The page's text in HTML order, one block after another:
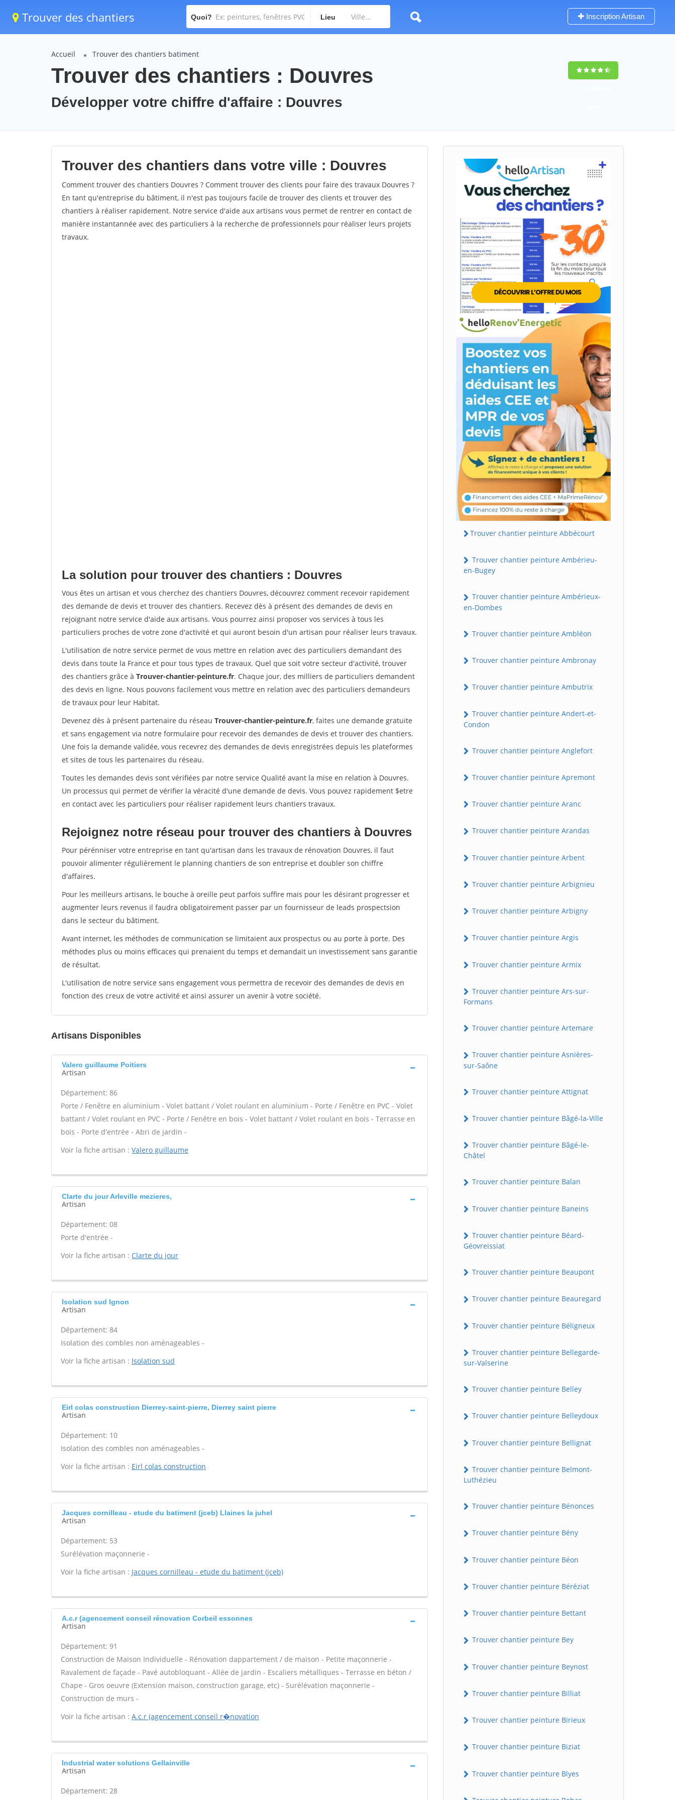
Trouver des chantiers Quoi? Lieu Inscription Artisan
Accueil Trouver des chantiers batiment
Trouver des chantiers : Douvres
Développer votre chiffre d'affaire : Douvres
Trouver des chantiers dans votre ville : Douvres
Comment trouver des chantiers Douvres ? Comment trouver des clients pour faire des travaux Douvres ?
En tant qu'entreprise du bâtiment, il n'est pas toujours facile de trouver des clients et trouver des
chantiers à réaliser rapidement. Notre service d'aide aux artisans vous permet de rentrer en contact de
manière instantannée avec des particuliers à la recherche de professionnels pour réaliser leurs projets
travaux.
La solution pour trouver des chantiers : Douvres
Vous êtes un artisan et vous cherchez des chantiers Douvres, découvrez comment recevoir rapidement
des demande de devis et trouver des chantiers. Recevez dès à présent des demandes de devis en
rejoignant notre service d'aide aux artisans. Vous pourrez ainsi proposer vos services à tous les
particuliers proches de votre zone d'activité et qui auront besoin d'un artisan pour réaliser leurs travaux.
L'utilisation de notre service permet de vous mettre en relation avec des particuliers demandant des
devis dans toute la France et pour tous types de travaux. Quel que soit votre secteur d'activité, trouver
des chantiers grâce à Trouver-chantier-peinture.fr. Chaque jour, des milliers de particuliers demandent
des devis en ligne. Nous pouvons facilement vous mettre en relation avec des particuliers demandeurs
de travaux pour leur Habitat.
Devenez dès à présent partenaire du réseau Trouver-chantier-peinture.fr, faites une demande gratuite
et sans engagement via notre formulaire pour recevoir des demandes de devis et trouver des chantiers.
Une fois la demande validée, vous recevrez des demandes de devis enregistrées depuis les plateformes
et sites de tous les partenaires du réseau.
Toutes les demandes devis sont vérifiées par notre service Qualité avant la mise en relation à Douvres.
Un processus qui permet de vérifier la véracité d'une demande de devis. Vous pouvez rapidement $etre
en contact avec les particuliers pour réaliser rapidement leurs chantiers travaux.
Rejoignez notre réseau pour trouver des chantiers à Douvres
Pour pérénniser votre entreprise en tant qu'artisan dans les travaux de rénovation Douvres, il faut
pouvoir alimenter régulièrement le planning chantiers de son entreprise et doubler son chiffre
d'affaires.
Pour les meilleurs artisans, le bouche à oreille peut parfois suffire mais pour les désirant progresser et
augmenter leurs revenus il faudra obligatoirement passer par un fournisseur de leads prospectsion
dans le secteur du bâtiment.
Avant internet, les méthodes de communication se limitaient aux prospectus ou au porte à porte. Des
méthodes plus ou moins efficaces qui prenaient du temps et demandait un investissement sans garantie
de résultat.
L'utilisation de notre service sans engagement vous permettra de recevoir des demandes de devis en
fonction des creux de votre activité et ainsi assurer un avenir à votre société.
Artisans Disponibles
Valero guillaume Poitiers
Artisan
Département: 86
Porte / Fenêtre en aluminium - Volet battant / Volet roulant en aluminium - Porte / Fenêtre en PVC - Volet
battant / Volet roulant en PVC - Porte / Fenêtre en bois - Volet battant / Volet roulant en bois - Terrasse en
bois - Porte d'entrée - Abri de jardin -
Voir la fiche artisan : Valero guillaume
Clarte du jour Arleville mezieres,
Artisan
Département: 08
Porte d'entrée -
Voir la fiche artisan : Clarte du jour
Isolation sud Ignon
Artisan
Département: 84
Isolation des combles non aménageables -
Voir la fiche artisan : Isolation sud
Eirl colas construction Dierrey-saint-pierre, Dierrey saint pierre
Artisan
Département: 10
Isolation des combles non aménageables -
Voir la fiche artisan : Eirl colas construction
Jacques cornilleau - etude du batiment (jceb) Llaines la juhel
Artisan
Département: 53
Surélévation maçonnerie -
Voir la fiche artisan : Jacques cornilleau - etude du batiment (jceb)
A.c.r (agencement conseil rénovation Corbeil essonnes
Artisan
Département: 91
Construction de Maison Individuelle - Rénovation dappartement / de maison - Petite maçonnerie -
Ravalement de façade - Pavé autobloquant - Allée de jardin - Escaliers métalliques - Terrasse en béton /
Chape - Gros oeuvre (Extension maison, construction garage, etc) - Surélévation maçonnerie -
Construction de murs -
Voir la fiche artisan : A.c.r (agencement conseil r�novation
Industrial water solutions Gellainville
Artisan
Département: 28
Trouver chantier peinture Abbécourt
Trouver chantier peinture Ambérieu-
en-Bugey
Trouver chantier peinture Ambérieux-
en-Dombes
Trouver chantier peinture Ambléon
Trouver chantier peinture Ambronay
Trouver chantier peinture Ambutrix
Trouver chantier peinture Andert-et-
Condon
Trouver chantier peinture Anglefort
Trouver chantier peinture Apremont
Trouver chantier peinture Aranc
Trouver chantier peinture Arandas
Trouver chantier peinture Arbent
Trouver chantier peinture Arbignieu
Trouver chantier peinture Arbigny
Trouver chantier peinture Argis
Trouver chantier peinture Armix
Trouver chantier peinture Ars-sur-
Formans
Trouver chantier peinture Artemare
Trouver chantier peinture Asnières-
sur-Saône
Trouver chantier peinture Attignat
Trouver chantier peinture Bâgé-la-Ville
Trouver chantier peinture Bâgé-le-
Châtel
Trouver chantier peinture Balan
Trouver chantier peinture Baneins
Trouver chantier peinture Béard-
Géovreissiat
Trouver chantier peinture Beaupont
Trouver chantier peinture Beauregard
Trouver chantier peinture Béligneux
Trouver chantier peinture Bellegarde-
sur-Valserine
Trouver chantier peinture Belley
Trouver chantier peinture Belleydoux
Trouver chantier peinture Bellignat
Trouver chantier peinture Belmont-
Luthézieu
Trouver chantier peinture Bénonces
Trouver chantier peinture Bény
Trouver chantier peinture Béon
Trouver chantier peinture Béréziat
Trouver chantier peinture Bettant
Trouver chantier peinture Bey
Trouver chantier peinture Beynost
Trouver chantier peinture Billiat
Trouver chantier peinture Birieux
Trouver chantier peinture Biziat
Trouver chantier peinture Blyes